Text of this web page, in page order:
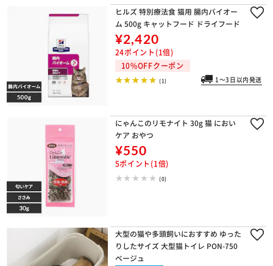
ヒルズ 特別療法食 猫用 腸内バイオー
ム 500g キャットフード ドライフード
¥2,420
24ポイント(1倍)
10%OFFクーポン
(1) 1～3日以内発送
にゃんこのリモナイト 30g 猫 におい
ケア おやつ
¥550
5ポイント(1倍)
(0)
大型の猫や多頭飼いにおすすめ ゆった
りしたサイズ 大型猫トイレ PON-750
ベージュ